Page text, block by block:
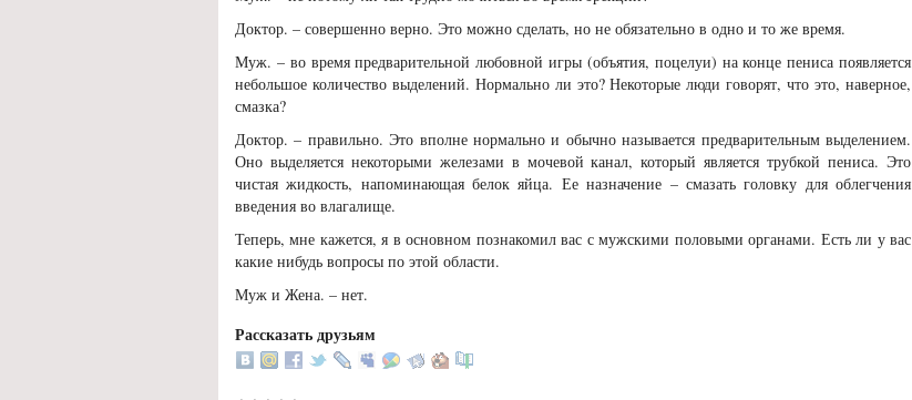
Доктор. – совершенно верно. Это можно сделать, но не обязательно в одно и то же время.
Муж. – во время предварительной любовной игры (объятия, поцелуи) на конце пениса появляется
небольшое количество выделений. Нормально ли это? Некоторые люди говорят, что это, наверное,
смазка?
Доктор. – правильно. Это вполне нормально и обычно называется предварительным выделением.
Оно выделяется некоторыми железами в мочевой канал, который является трубкой пениса. Это
чистая жидкость, напоминающая белок яйца. Ее назначение – смазать головку для облегчения
введения во влагалище.
Теперь, мне кажется, я в основном познакомил вас с мужскими половыми органами. Есть ли у вас
какие нибудь вопросы по этой области.
Муж и Жена. – нет.
Рассказать друзьям